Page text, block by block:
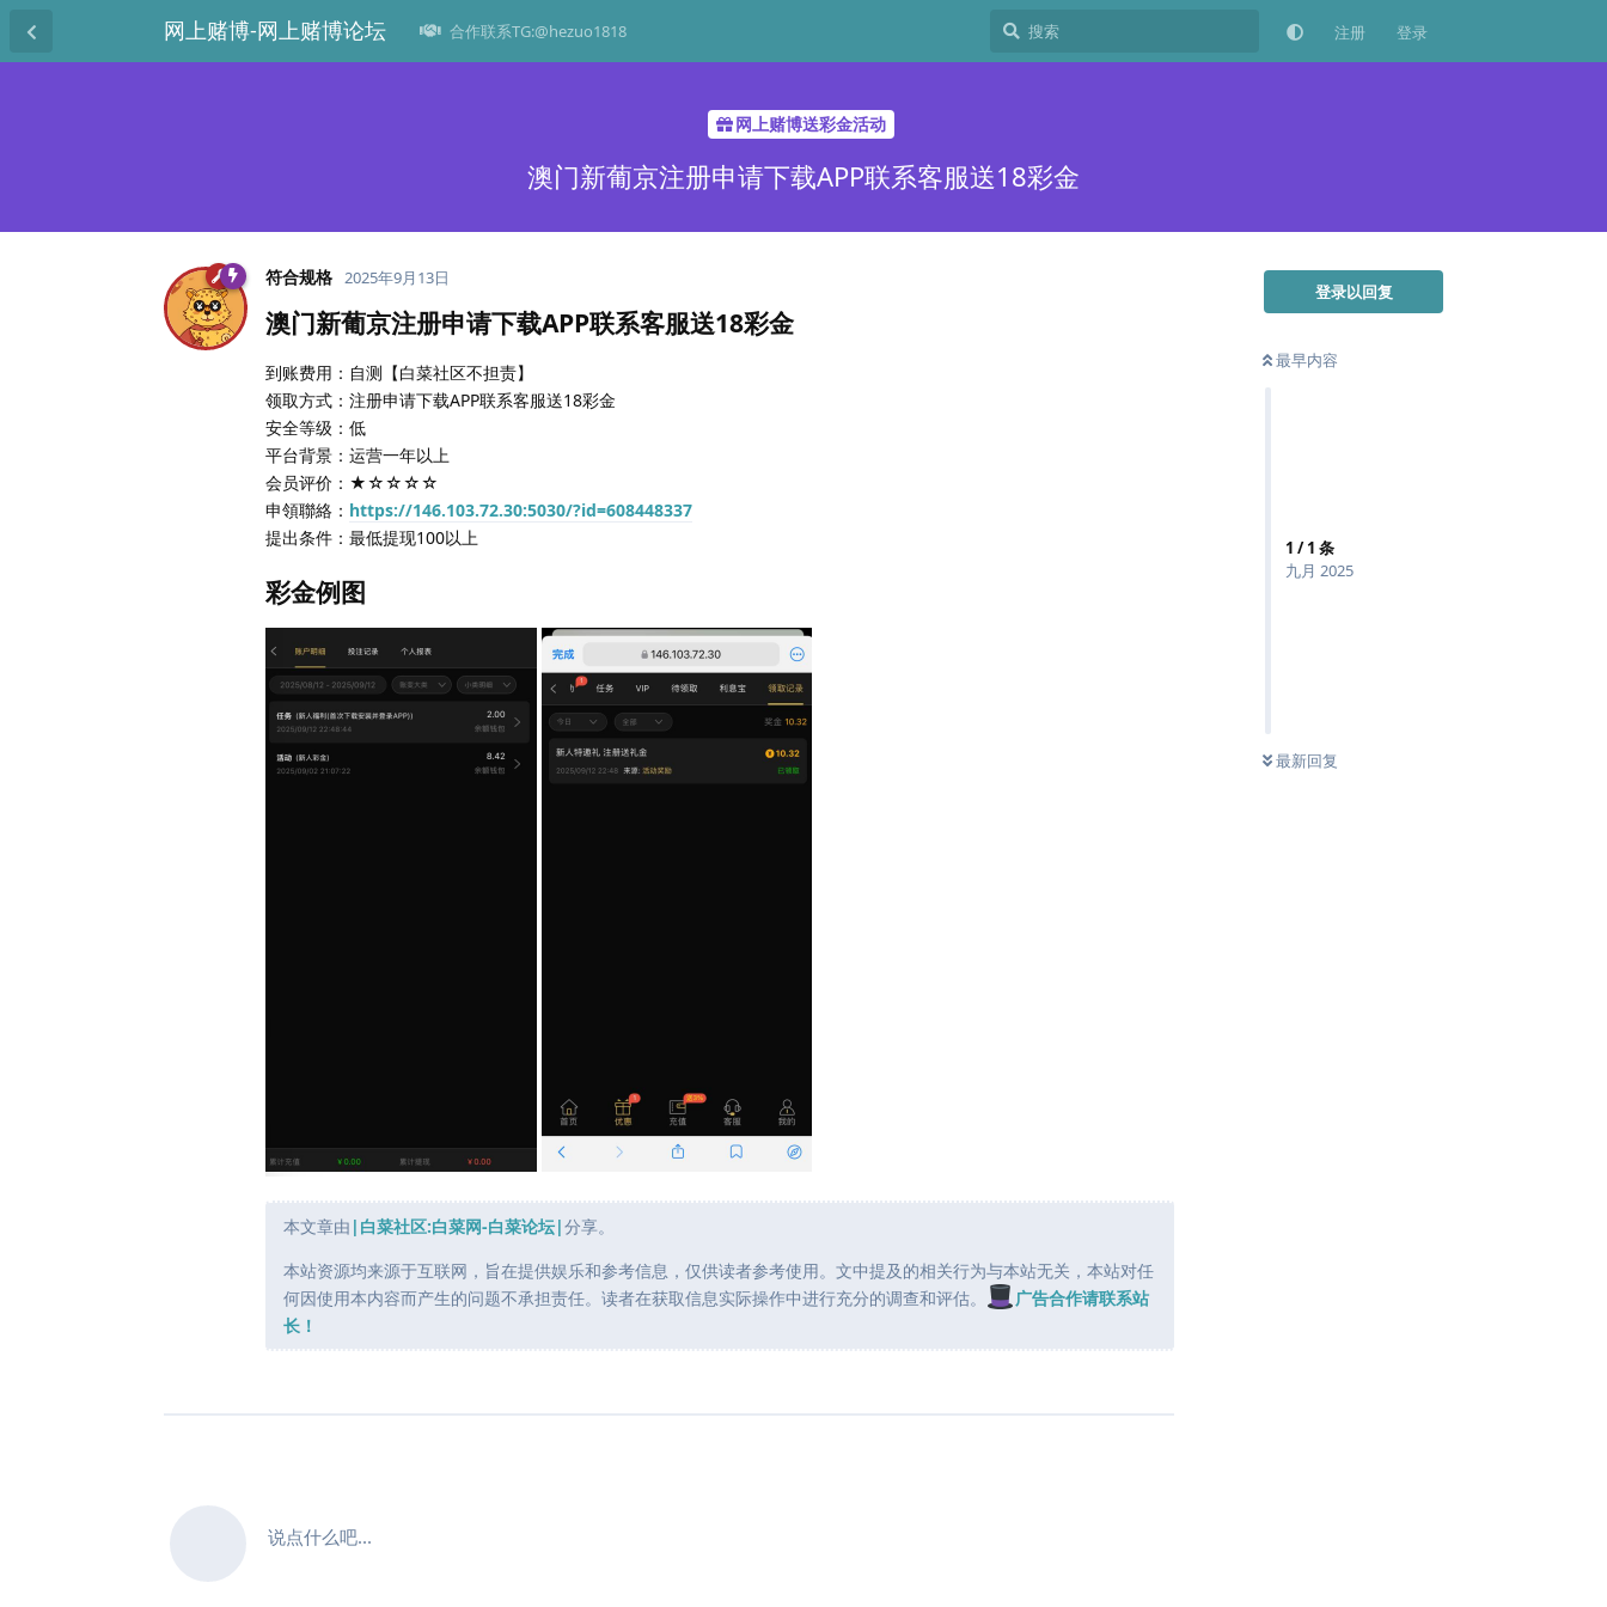
网上赌博-网上赌博论坛 合作联系TG:@hezuo1818 注册 登录
网上赌博送彩金活动
澳门新葡京注册申请下载APP联系客服送18彩金
登录以回复
最早内容
1 /1 条
九月 2025
最新回复
符合规格 2025年9月13日
澳门新葡京注册申请下载APP联系客服送18彩金
到账费用：自测【白菜社区不担责】
领取方式：注册申请下载APP联系客服送18彩金
安全等级：低
平台背景：运营一年以上
会员评价：★☆☆☆☆
申領聯絡： https://146.103.72.30:5030/?id=608448337
提出条件：最低提现100以上
彩金例图
本文章由 |白菜社区:白菜网-白菜论坛|分享。
本站资源均来源于互联网，旨在提供娱乐和参考信息，仅供读者参考使用。文中提及的相关行为与本站无关，本站对任
何因使用本内容而产生的问题不承担责任。读者在获取信息实际操作中进行充分的调查和评估。
广告合作请联系站
长！
说点什么吧...